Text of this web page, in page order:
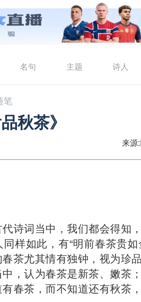
名句 主题 诗人
笔
秋茶》
来源
诗词当中，我们都会得知
样如此，有“明前春茶贵如
茶尤其情有独钟，视为珍
，认为春茶是新茶、嫩茶
春茶，而不知道还有秋茶